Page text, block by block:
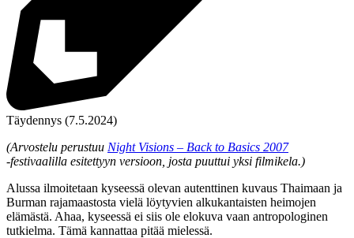
Täydennys (7.5.2024)
(Arvostelu perustuu Night Visions – Back to Basics 2007
‑festivaalilla esitettyyn versioon, josta puuttui yksi filmikela.)
Alussa ilmoitetaan kyseessä olevan autenttinen kuvaus Thaimaan ja
Burman rajamaastosta vielä löytyvien alkukantaisten heimojen
elämästä. Ahaa, kyseessä ei siis ole elokuva vaan antropologinen
tutkielma. Tämä kannattaa pitää mielessä.